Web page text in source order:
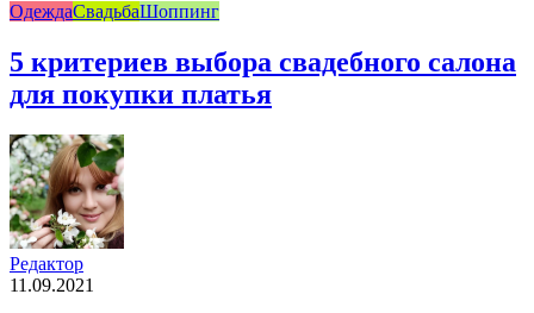
ОдеждаСвадьбаШоппинг
5 критериев выбора свадебного салона
для покупки платья
Редактор
11.09.2021